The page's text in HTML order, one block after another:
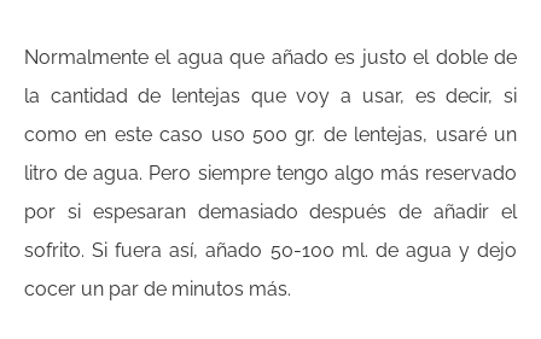
Normalmente el agua que añado es justo el doble de
la cantidad de lentejas que voy a usar, es decir, si
como en este caso uso 500 gr. de lentejas, usaré un
litro de agua. Pero siempre tengo algo más reservado
por si espesaran demasiado después de añadir el
sofrito. Si fuera así, añado 50-100 ml. de agua y dejo
cocer un par de minutos más.